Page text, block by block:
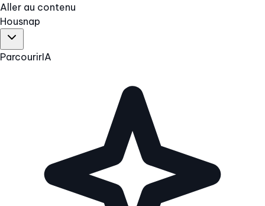
Aller au contenu
Housnap
ParcourirIA